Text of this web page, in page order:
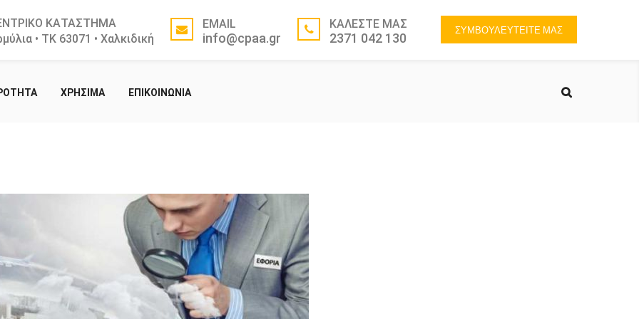
ΣΥΜΒΟΥΛΕΥΤΕΙΤΕ ΜΑΣ
ΚΑΤΑΣΤΗΜΑ
• ΤΚ 63071 • Χαλκιδική
EMAIL
info@cpaa.gr
ΚΑΛΕΣΤΕ ΜΑΣ
2371 042 130
ΧΡΗΣΙΜΑ ΕΠΙΚΟΙΝΩΝΙΑ